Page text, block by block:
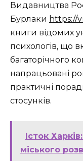
Видавництва
Бурлаки https://
книги відомих
психологів, що
багаторічного
напрацьовані
практичні
стосунків.
Істок
міського